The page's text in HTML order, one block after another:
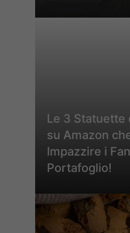
Le 3 Statuette
su Amazon
Impazzire i
Portafoglio!